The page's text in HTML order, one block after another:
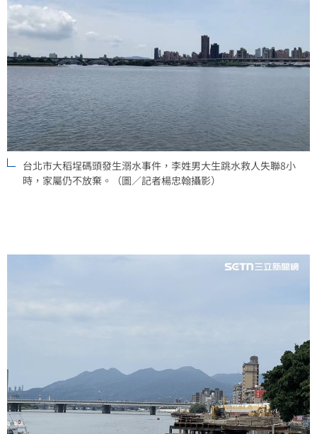
台北市大稻埕碼頭發生溺水事件，李姓男大生跳水救人失聯8小
時，家屬仍不放棄。（圖／記者楊忠翰攝影）